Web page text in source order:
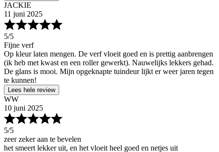
JACKIE
11 juni 2025
5/5
Fijne verf
Op kleur laten mengen. De verf vloeit goed en is prettig aanbrengen
(ik heb met kwast en een roller gewerkt). Nauwelijks lekkers gehad.
De glans is mooi. Mijn opgeknapte tuindeur lijkt er weer jaren tegen
te kunnen!
Lees hele review
WW
10 juni 2025
5/5
zeer zeker aan te bevelen
het smeert lekker uit, en het vloeit heel goed en netjes uit